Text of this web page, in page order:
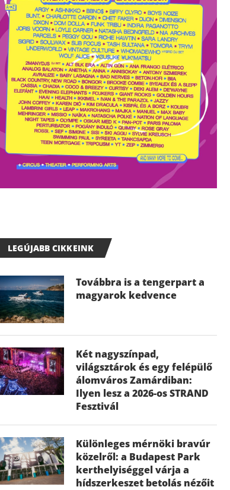
LEGÚJABB CIKKEINK
Továbbra is a tengerpart a
magyarok kedvence
Két nagyszínpad,
világsztárok és egy felépülő
álomváros Zamárdiban:
Ilyen lesz a 2026-os STRAND
Fesztivál
Különleges mérnöki bravúr
közelről: a Budapest Park
kerthelyiséggel várja a
hídszerkeszet betolás nézőit